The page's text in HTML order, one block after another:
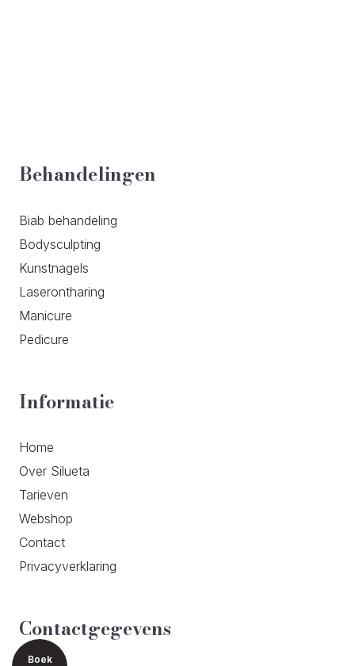
Behandelingen
Biab behandeling
Bodysculpting
Kunstnagels
Laserontharing
Manicure
Pedicure
Informatie
Home
Over Silueta
Tarieven
Webshop
Contact
Privacyverklaring
Contactgegevens
Boek